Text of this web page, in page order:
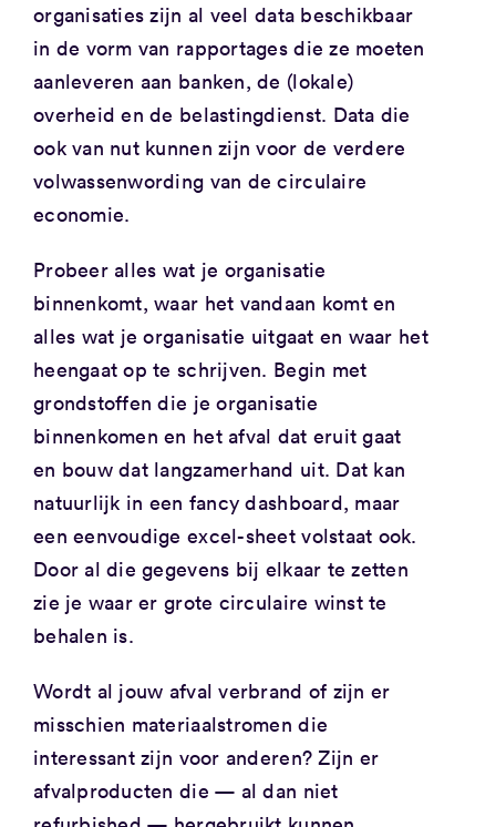
organisaties zijn al veel data beschikbaar
in de vorm van rapportages die ze moeten
aanleveren aan banken, de (lokale)
overheid en de belastingdienst. Data die
ook van nut kunnen zijn voor de verdere
volwassenwording van de circulaire
economie.
Probeer alles wat je organisatie
binnenkomt, waar het vandaan komt en
alles wat je organisatie uitgaat en waar het
heengaat op te schrijven. Begin met
grondstoffen die je organisatie
binnenkomen en het afval dat eruit gaat
en bouw dat langzamerhand uit. Dat kan
natuurlijk in een fancy dashboard, maar
een eenvoudige excel-sheet volstaat ook.
Door al die gegevens bij elkaar te zetten
zie je waar er grote circulaire winst te
behalen is.
Wordt al jouw afval verbrand of zijn er
misschien materiaalstromen die
interessant zijn voor anderen? Zijn er
afvalproducten die — al dan niet